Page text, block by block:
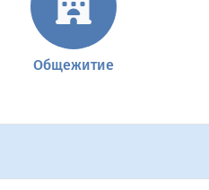
Общежитие